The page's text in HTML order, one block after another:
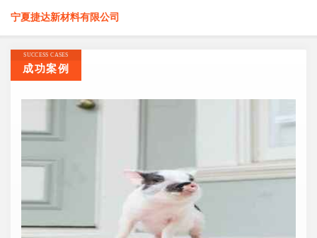
宁夏捷达新材料有限公司
SUCCESS CASES
成功案例